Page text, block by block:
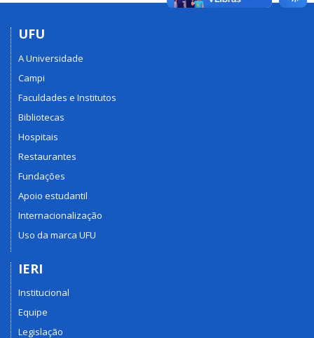
UFU
A Universidade
Campi
Faculdades e Institutos
Bibliotecas
Hospitais
Restaurantes
Fundações
Apoio estudantil
Internacionalização
Uso da marca UFU
IERI
Institucional
Equipe
Legislação